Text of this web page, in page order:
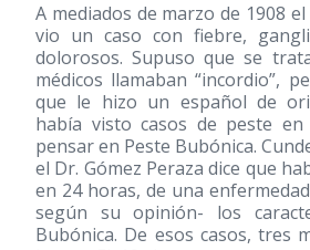
A mediados de marzo de 1908
vio un caso con fiebre,
dolorosos. Supuso que se
médicos llamaban “incordio”,
que le hizo un español de
había visto casos de peste
pensar en Peste Bubónica.
el Dr. Gómez Peraza dice que
en 24 horas, de una
según su opinión- los
Bubónica. De esos casos, tres